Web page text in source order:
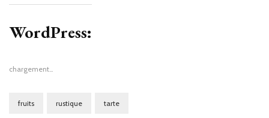
Facebook(ouvre
nouvelle
fenêtre)
WordPress:
chargement…
fruits rustique tarte